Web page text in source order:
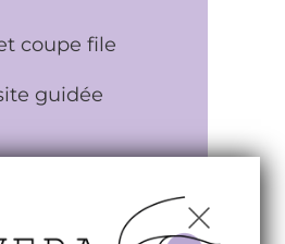
coupe file
guidée